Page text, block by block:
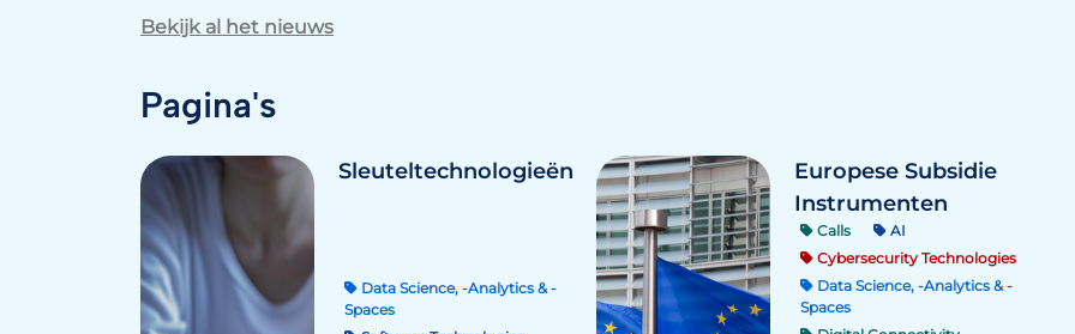
Bekijk al het nieuws
Pagina's
Sleuteltechnologieën
Data Science, -Analytics & -
Spaces
Europese Subsidie
Instrumenten
Calls
AI
Cybersecurity Technologies
Data Science, -Analytics & -
Spaces